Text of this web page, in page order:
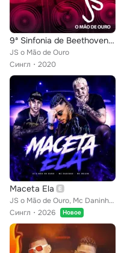
9ª Sinfonia de Beethoven (Remix)
JS o Mão de Ouro
Сингл
2020
Maceta Ela
JS o Mão de Ouro, Mc Daninho, Mc Reizin
Сингл
2026 Новое